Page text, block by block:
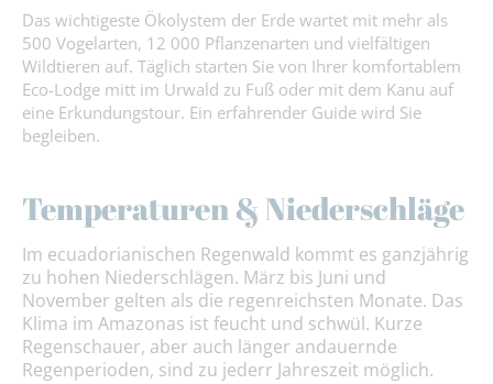
Das wichtigeste Ökolystem der Erde wartet mit mehr als
500 Vogelarten, 12 000 Pflanzenarten und vielfältigen
Wildtieren auf. Täglich starten Sie von Ihrer komfortablem
Eco-Lodge mitt im Urwald zu Fuß oder mit dem Kanu auf
eine Erkundungstour. Ein erfahrender Guide wird Sie
begleiben.
Temperaturen & Niederschläge
Im ecuadorianischen Regenwald kommt es ganzjährig
zu hohen Niederschlägen. März bis Juni und
November gelten als die regenreichsten Monate. Das
Klima im Amazonas ist feucht und schwül. Kurze
Regenschauer, aber auch länger andauernde
Regenperioden, sind zu jederr Jahreszeit möglich.